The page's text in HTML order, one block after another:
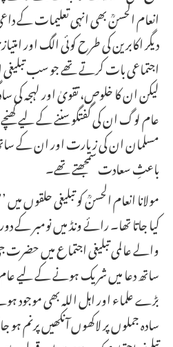
انعام الحسنؒ بھی انہی تعلیمات کے
دیگر اکابرین کی طرح کوئی الگ اور
اجتماعی بات کرتے تھے جو سب تبلیغی
لیکن ان کا خلوص، تقویٰ اور لہجہ کی
عام لوگ ان کی گفتگو سننے کے لیے
مسلمان ان کی زیارت اور ان کے
باعثِ سعادت سمجھتے تھے۔
مولانا انعام الحسنؒ کو تبلیغی
کیا جاتا تھا۔ رائے ونڈ میں نومبر
والے عالمی تبلیغی اجتماع میں
ساتھ دعا میں شریک ہونے کے لیے
بڑے علماء اور اہل اللہ بھی موجود
سادہ جملوں پر لاکھوں آنکھیں پرنم